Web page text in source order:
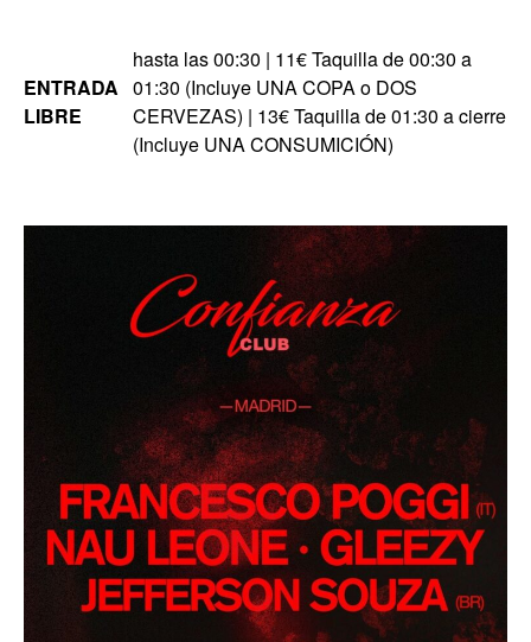
ENTRADA
LIBRE
hasta las 00:30 | 11€ Taquilla de 00:30 a
01:30 (Incluye UNA COPA o DOS
CERVEZAS) | 13€ Taquilla de 01:30 a cierre
(Incluye UNA CONSUMICIÓN)